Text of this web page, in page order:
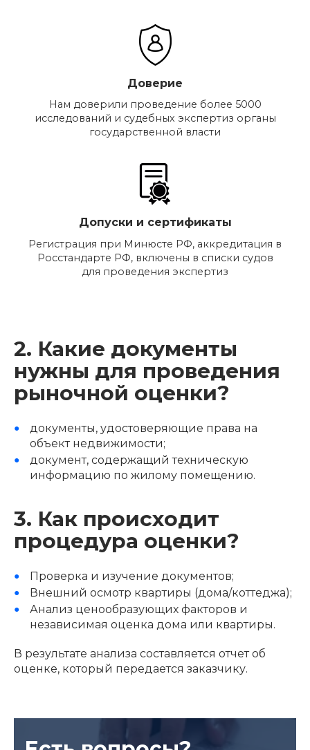
Доверие
Нам доверили проведение более 5000
исследований и судебных экспертиз органы
государственной власти
Допуски и сертификаты
Регистрация при Минюсте РФ, аккредитация в
Росстандарте РФ, включены в списки судов
для проведения экспертиз
2. Какие документы
нужны для проведения
рыночной оценки?
документы, удостоверяющие права на
объект недвижимости;
документ, содержащий техническую
информацию по жилому помещению.
3. Как происходит
процедура оценки?
Проверка и изучение документов;
Внешний осмотр квартиры (дома/коттеджа);
Анализ ценообразующих факторов и
независимая оценка дома или квартиры.
В результате анализа составляется отчет об
оценке, который передается заказчику.